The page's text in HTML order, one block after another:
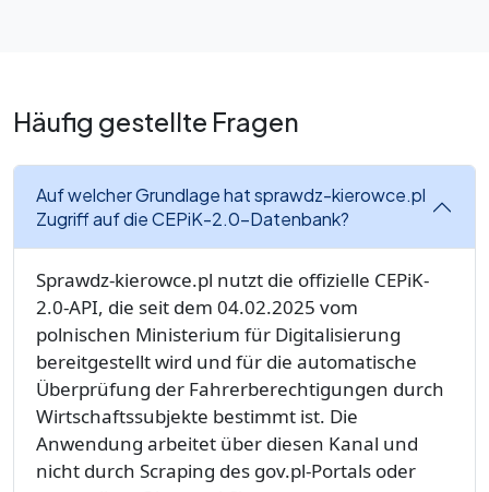
Häufig gestellte Fragen
Auf welcher Grundlage hat sprawdz-kierowce.pl
Zugriff auf die CEPiK-2.0-Datenbank?
Sprawdz-kierowce.pl nutzt die offizielle CEPiK-
2.0-API, die seit dem 04.02.2025 vom
polnischen Ministerium für Digitalisierung
bereitgestellt wird und für die automatische
Überprüfung der Fahrerberechtigungen durch
Wirtschaftssubjekte bestimmt ist. Die
Anwendung arbeitet über diesen Kanal und
nicht durch Scraping des gov.pl-Portals oder